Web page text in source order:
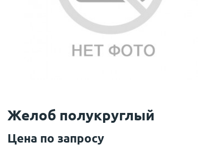
Желоб полукруглый
Цена по запросу